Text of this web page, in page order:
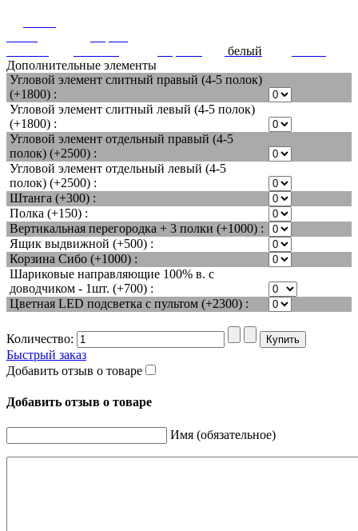
белый
Дополнительные элементы
Угловой элемент слитный правый (4-5 полок)
(+1800) :
Угловой элемент слитный левый (4-5 полок)
(+1800) :
Угловой элемент отдельный правый (4-5
полок) (+2500) :
Угловой элемент отдельный левый (4-5
полок) (+2500) :
Штанга (+300) :
Полка (+150) :
Вертикальная перегородка + 3 полки (+1000) :
Ящик выдвижной (+500) :
Корзина Сибо (+1000) :
Шариковые направляющие 100% в. с
доводчиком - 1шт. (+700) :
Цветная LED подсветка с пультом (+2300) :
Количество:
Быстрый заказ
Добавить отзыв о товаре
Добавить отзыв о товаре
Имя (обязательное)